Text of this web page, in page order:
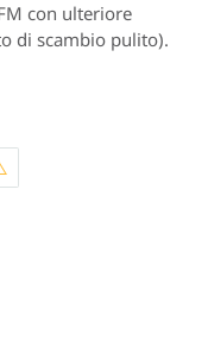
con ulteriore
di scambio pulito).